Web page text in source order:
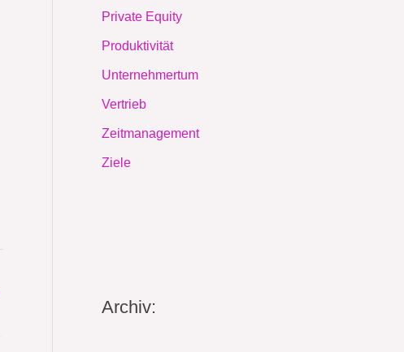
Private Equity
Produktivität
Unternehmertum
Vertrieb
Zeitmanagement
Ziele
Archiv: